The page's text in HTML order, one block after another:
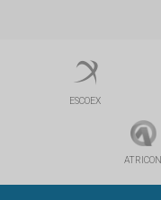
ESCOEX
ATRICON